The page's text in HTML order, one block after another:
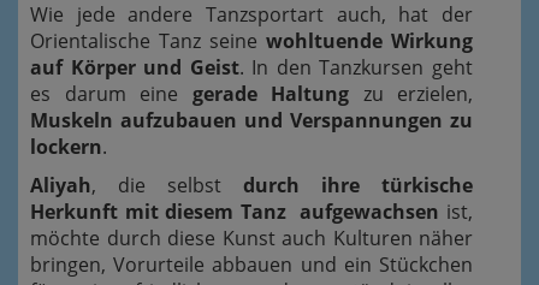
Wie jede andere Tanzsportart auch, hat der
Orientalische Tanz seine wohltuende Wirkung
auf Körper und Geist. In den Tanzkursen geht
es darum eine gerade Haltung zu erzielen,
Muskeln aufzubauen und Verspannungen zu
lockern.
Aliyah, die selbst durch ihre türkische
Herkunft mit diesem Tanz aufgewachsen ist,
möchte durch diese Kunst auch Kulturen näher
bringen, Vorurteile abbauen und ein Stückchen